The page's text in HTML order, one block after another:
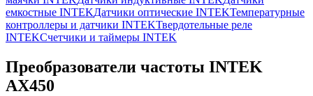
емкостные INTEKДатчики оптические INTEKТемпературные
контроллеры и датчики INTEKТвердотельные реле
INTEKСчетчики и таймеры INTEK
Преобразователи частоты INTEK
AX450